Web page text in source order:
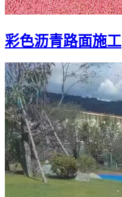
彩色沥青路面施工